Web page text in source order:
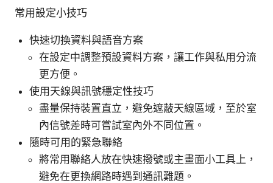
常用設定小技巧
快速切換資料與語音方案
在設定中調整預設資料方案，讓工作與私用分流
更方便。
使用天線與訊號穩定性技巧
盡量保持裝置直立，避免遮蔽天線區域，至於室
內信號差時可嘗試室內外不同位置。
隨時可用的緊急聯絡
將常用聯絡人放在快速撥號或主畫面小工具上，
避免在更換網路時遇到通訊難題。